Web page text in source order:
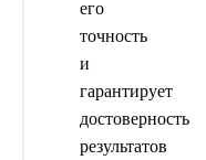
его
точность
и
гарантирует
достоверность
результатов